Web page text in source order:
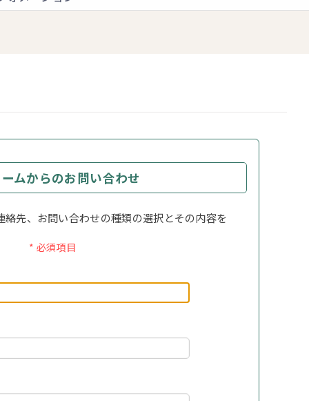
ムからのお問い合わせ
先、お問い合わせの種類の選択とその内容を
* 必須項目